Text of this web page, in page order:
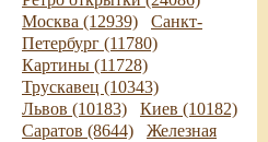
Москва (12939)
Санкт-
Петербург (11780)
Картины (11728)
Трускавец (10343)
Львов (10183)
Киев (10182)
Саратов (8644)
Железная